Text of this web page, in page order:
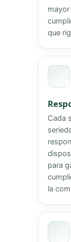
que
Cada
para
la